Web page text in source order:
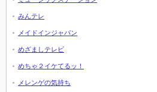
みんテレ
メイドインジャパン
めざましテレビ
めちゃ２イケてるッ！
メレンゲの気持ち